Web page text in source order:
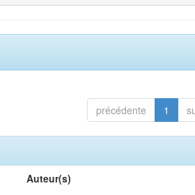
précédente 1
Auteur(s)